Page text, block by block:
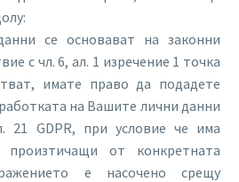
се основават на законни
с чл. 6, ал. 1 изречение 1 точка
имате право да подадете
на Вашите лични данни
21 GDPR, при условие че има
от конкретната
е насочено срещу